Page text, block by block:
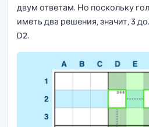
двум ответам. Но поскольку
иметь два решения, значит, 3
D2.